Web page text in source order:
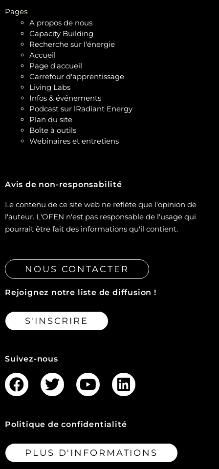
Pages
A propos de nous
Capacity Building
Recherche sur l'énergie
Accueil
Page d'accueil
Carrefour d'apprentissage
Living Labs
Infos & événements
Podcast sur lRadiant Energy
Plan du site
Boîte à outils
Webinaires et entretiens
Avis de non-responsabilité
Le contenu de ce site web ne reflète que l'opinion de
l'auteur. L'OFEN n'est pas responsable de l'usage qui
pourrait être fait des informations qu'il contient.
NOUS CONTACTER
Rejoignez notre liste de diffusion !
S'INSCRIRE
Suivez-nous
Politique de confidentialité
PLUS D'INFORMATIONS